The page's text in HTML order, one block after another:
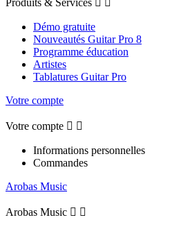
Démo gratuite
Nouveautés Guitar Pro 8
Programme éducation
Artistes
Tablatures Guitar Pro
Votre compte
Votre compte  
Informations personnelles
Commandes
Arobas Music
Arobas Music  